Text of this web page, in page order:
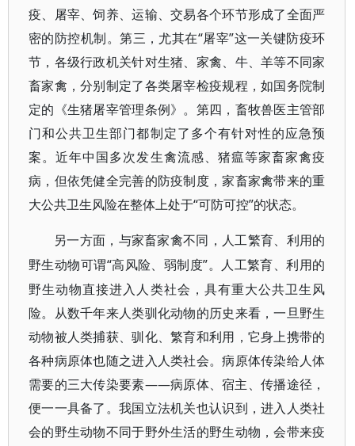
疫、屠宰、饲养、运输、交易各个环节形成了全面严
密的防控机制。第三，尤其在“屠宰”这一关键防疫环
节，各级行政机关针对生猪、家禽、牛、羊等不同家
畜家禽，分别制定了各类屠宰检疫规程，如国务院制
定的《生猪屠宰管理条例》。第四，畜牧兽医主管部
门和公共卫生部门都制定了多个有针对性的应急预
案。近年中国多次发生禽流感、猪瘟等家畜家禽疫
病，但依凭健全完善的防疫制度，家畜家禽带来的重
大公共卫生风险在整体上处于“可防可控”的状态。
另一方面，与家畜家禽不同，人工繁育、利用的
野生动物可谓“高风险、弱制度”。人工繁育、利用的
野生动物直接进入人类社会，具有重大公共卫生风
险。从数千年来人类驯化动物的历史来看，一旦野生
动物被人类捕获、驯化、繁育和利用，它身上携带的
各种病原体也随之进入人类社会。病原体传染给人体
需要的三大传染要素——病原体、宿主、传播途径，
便一一具备了。我国立法机关也认识到，进入人类社
会的野生动物不同于野外生活的野生动物，会带来疫